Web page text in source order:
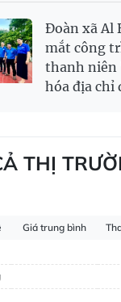
Đoàn xã Al
mắt công
thanh niên
hóa địa chỉ
THỊ
Giá trung bình